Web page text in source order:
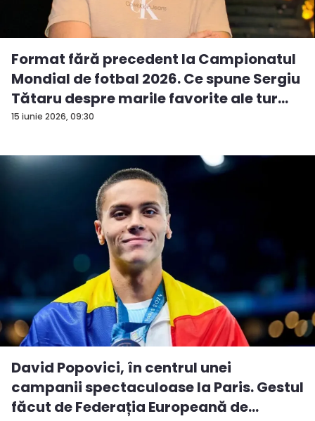
15 iunie 2026, 09:30
Format fără precedent la Campionatul
Mondial de fotbal 2026. Ce spune Sergiu
Tătaru despre marile favorite ale tur...
David Popovici, în centrul unei
campanii spectaculoase la Paris. Gestul
făcut de Federația Europeană de